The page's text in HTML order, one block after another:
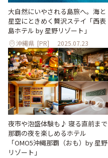
大自然にいやされる島旅へ。海と
星空にときめく贅沢ステイ「西表
島ホテル by 星野リゾート」
沖縄県 [PR] 2025.07.23
夜市や泡盛体験も♪ 寝る直前まで
那覇の夜を楽しめるホテル
「OMO5沖縄那覇（おも）by 星野
リゾート」